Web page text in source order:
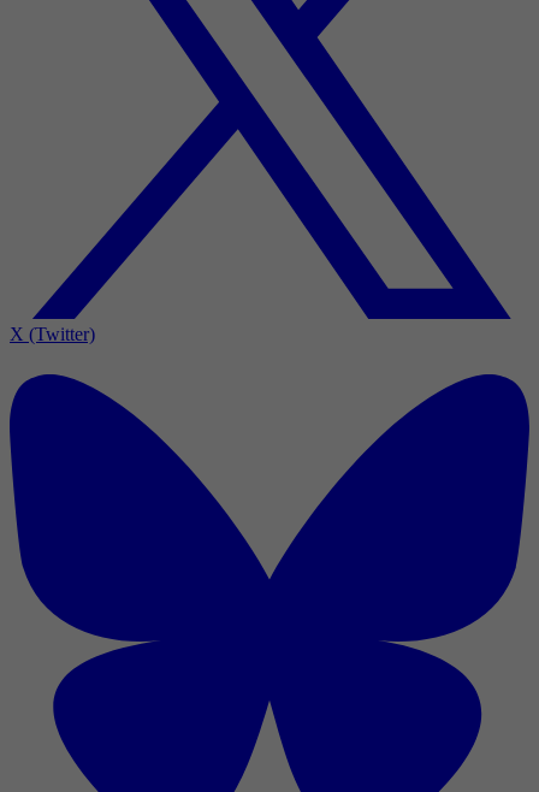
X (Twitter)